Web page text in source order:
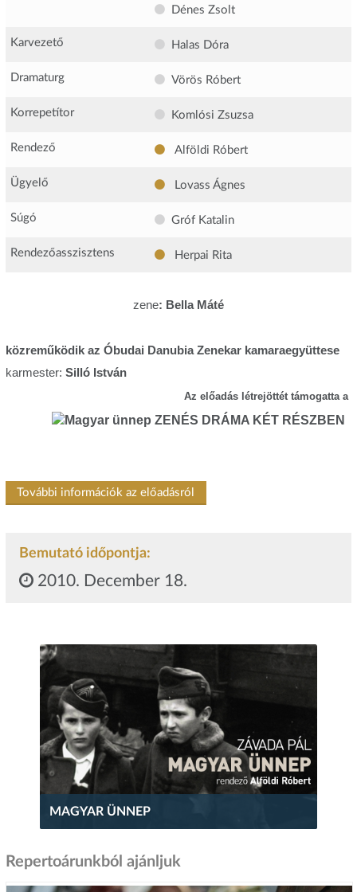
Dénes Zsolt
Karvezető Halas Dóra
Dramaturg Vörös Róbert
Korrepetítor Komlósi Zsuzsa
Rendező Alföldi Róbert
Ügyelő Lovass Ágnes
Súgó Gróf Katalin
Rendezőasszisztens Herpai Rita
zene: Bella Máté
közreműködik az Óbudai Danubia Zenekar kamaraegyüttese
karmester: Silló István
Az előadás létrejöttét támogatta a
További információk az előadásról
Bemutató időpontja:
2010. December 18.
MAGYAR ÜNNEP
Repertoárunkból ajánljuk